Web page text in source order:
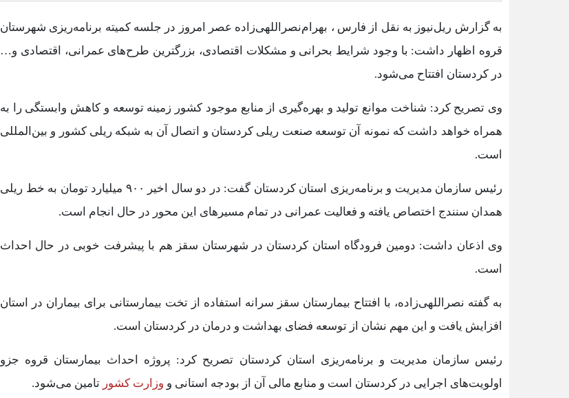
به گزارش ریل‌نیوز به نقل از فارس ، بهرام‌نصراللهی‌زاده عصر امروز در جلسه کمیته برنامه‌ریزی شهرستان
قروه اظهار داشت: با وجود شرایط بحرانی و مشکلات اقتصادی، بزرگترین طرح‌های عمرانی، اقتصادی و…
در کردستان افتتاح می‌شود.
وی تصریح کرد: شناخت موانع تولید و بهره‌گیری از منابع موجود کشور زمینه توسعه و کاهش وابستگی را به
همراه خواهد داشت که نمونه آن توسعه صنعت ریلی کردستان و اتصال آن به شبکه ریلی کشور و بین‌المللی
است.
رئیس سازمان مدیریت و برنامه‌ریزی استان کردستان گفت: در دو سال اخیر ۹۰۰ میلیارد تومان به خط ریلی
همدان سنندج اختصاص یافته و فعالیت عمرانی در تمام مسیرهای این محور در حال انجام است.
وی اذعان داشت: دومین فرودگاه استان کردستان در شهرستان سقز هم با پیشرفت خوبی در حال احداث
است.
به گفته نصراللهی‌زاده، با افتتاح بیمارستان سقز سرانه استفاده از تخت بیمارستانی برای بیماران در استان
افزایش یافت و این مهم نشان از توسعه فضای بهداشت و درمان در کردستان است.
رئیس سازمان مدیریت و برنامه‌ریزی استان کردستان تصریح کرد: پروژه احداث بیمارستان قروه جزو
اولویت‌های اجرایی در کردستان است و منابع مالی آن از بودجه استانی و وزارت کشور تامین می‌شود.